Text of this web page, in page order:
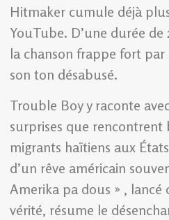
Hitmaker cumule déjà
YouTube. D’une durée de
la chanson frappe fort
son ton désabusé.
Trouble Boy y raconte
surprises que rencontrent
migrants haïtiens aux
d’un rêve américain
Amerika pa dous » , lancé
vérité, résume le